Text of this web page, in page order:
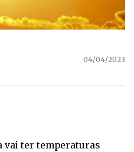
04/04/2023
vai ter temperaturas